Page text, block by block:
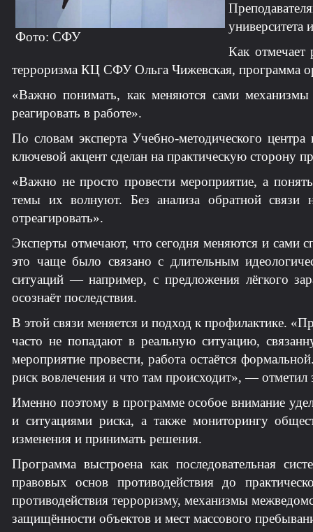
Фото: СФУ
университета
Как отмечает
терроризма КЦ СФУ Ольга Чижевская, программа
«Важно понимать, как меняются сами механизмы
реагировать в работе».
По словам эксперта Учебно-методического
ключевой акцент сделан на практическую сторону
«Важно не просто провести мероприятие, а
темы их волнуют. Без анализа обратной связи
отреагировать».
Эксперты отмечают, что сегодня меняются и сами
это чаще было связано с длительным
ситуаций — например, с предложения лёгкого
осознаёт последствия.
В этой связи меняется и подход к профилактике.
часто не попадают в реальную ситуацию,
мероприятие провести, работа остаётся
риск вовлечения и что там происходит», — отметил
Именно поэтому в программе особое внимание
и ситуациями риска, а также мониторингу
изменения и принимать решения.
Программа выстроена как последовательная
правовых основ противодействия до
противодействия терроризму, механизмы
защищённости объектов и мест массового